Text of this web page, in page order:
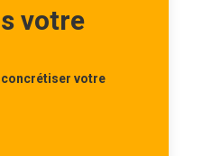
votre
concrétiser votre